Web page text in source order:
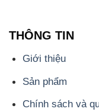
Chính sách và
Tin tức
Liên hệ